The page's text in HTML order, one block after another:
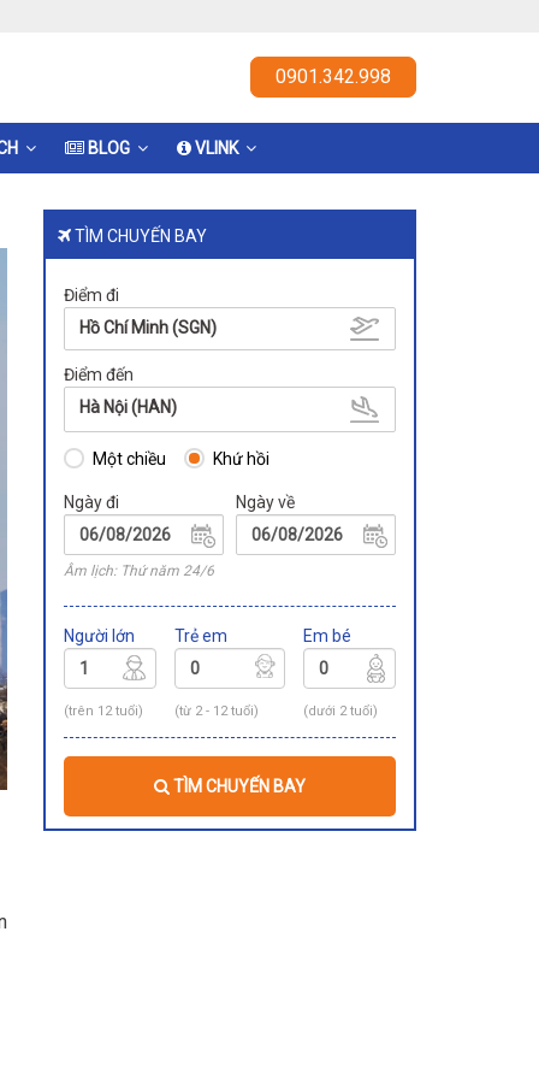
0901.342.998
BLOG VLINK
TÌM CHUYẾN BAY
Điểm đi
Hồ Chí Minh (SGN)
Điểm đến
Hà Nội (HAN)
Một chiều Khứ hồi
Ngày đi
Âm lịch: Thứ năm 24/6
Ngày về
Người lớn
(trên 12 tuổi)
Trẻ em
(từ 2 - 12 tuổi)
Em bé
(dưới 2 tuổi)
TÌM CHUYẾN BAY